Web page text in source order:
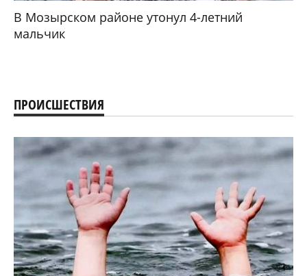
В Мозырском районе утонул 4-летний
мальчик
ПРОИСШЕСТВИЯ